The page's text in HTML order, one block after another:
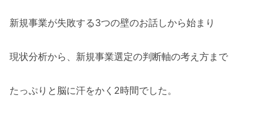
新規事業が失敗する3つの壁のお話しから始まり
現状分析から、新規事業選定の判断軸の考え方まで
たっぷりと脳に汗をかく2時間でした。